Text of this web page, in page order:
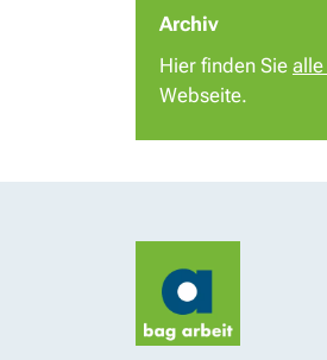
Archiv
Hier finden Sie
Webseite.